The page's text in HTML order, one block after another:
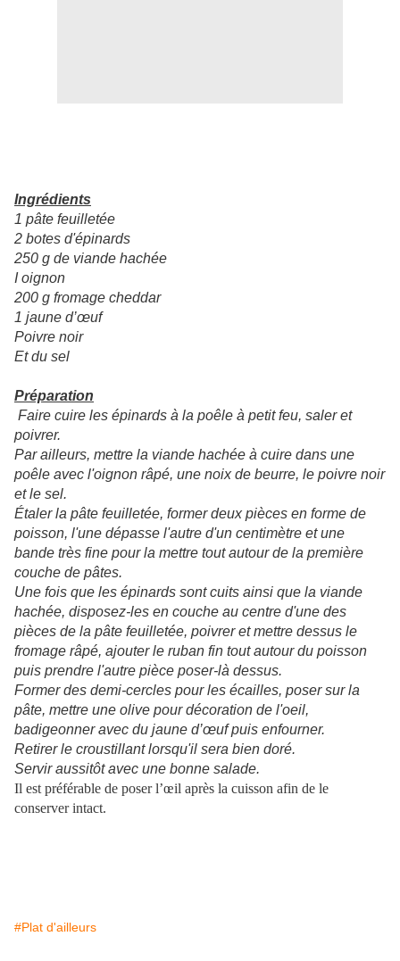
Ingrédients
1 pâte feuilletée
2 botes d'épinards
250 g de viande hachée
I oignon
200 g fromage cheddar
1 jaune d’œuf
Poivre noir
Et du sel
Préparation
Faire cuire les épinards à la poêle à petit feu, saler et
poivrer.
Par ailleurs, mettre la viande hachée à cuire dans une
poêle avec l'oignon râpé, une noix de beurre, le poivre noir
et le sel.
Étaler la pâte feuilletée, former deux pièces en forme de
poisson, l'une dépasse l'autre d'un centimètre et une
bande très fine pour la mettre tout autour de la première
couche de pâtes.
Une fois que les épinards sont cuits ainsi que la viande
hachée, disposez-les en couche au centre d'une des
pièces de la pâte feuilletée, poivrer et mettre dessus le
fromage râpé, ajouter le ruban fin tout autour du poisson
puis prendre l'autre pièce poser-là dessus.
Former des demi-cercles pour les écailles, poser sur la
pâte, mettre une olive pour décoration de l'oeil,
badigeonner avec du jaune d’œuf puis enfourner.
Retirer le croustillant lorsqu'il sera bien doré.
Servir aussitôt avec une bonne salade.
Il est préférable de poser l’œil après la cuisson afin de le
conserver intact.
#Plat d'ailleurs